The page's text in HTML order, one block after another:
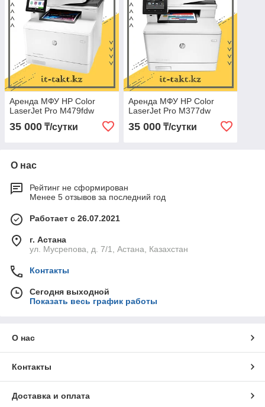
Аренда МФУ HP Color
LaserJet Pro M479fdw
35 000 ₸/сутки
Аренда МФУ HP Color
LaserJet Pro M377dw
35 000₸/сутки
О нас
Рейтинг не сформирован
Менее 5 отзывов за последний год
Работает с 26.07.2021
г. Астана
ул. Мусрепова, д. 7/1, Астана, Казахстан
Контакты
Сегодня выходной
Показать весь график работы
О нас
Контакты
Доставка и оплата